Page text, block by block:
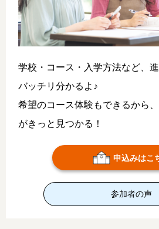
学校・コース・入学方法など、
バッチリ分かるよ♪
希望のコース体験もできるから
がきっと見つかる！
申込みはこ
参加者の声